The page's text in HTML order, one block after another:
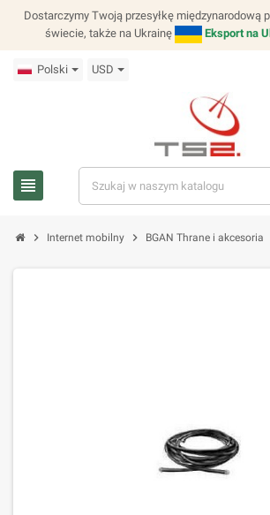
Dostarczymy Twoją przesyłkę międzynarodową
świecie, także na Ukrainę
Eksport na
Polski USD
view_headline
chevron_right Internet mobilny chevron_right BGAN Thrane i akcesoria